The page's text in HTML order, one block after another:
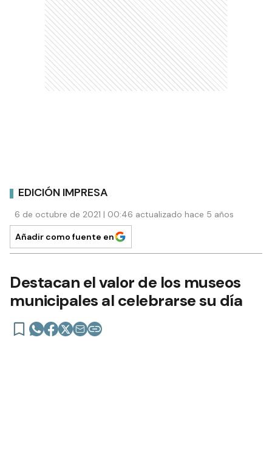
EDICIÓN IMPRESA
6 de octubre de 2021 | 00:46 actualizado hace 5 años
Añadir como fuente en
Destacan el valor de los museos
municipales al celebrarse su día